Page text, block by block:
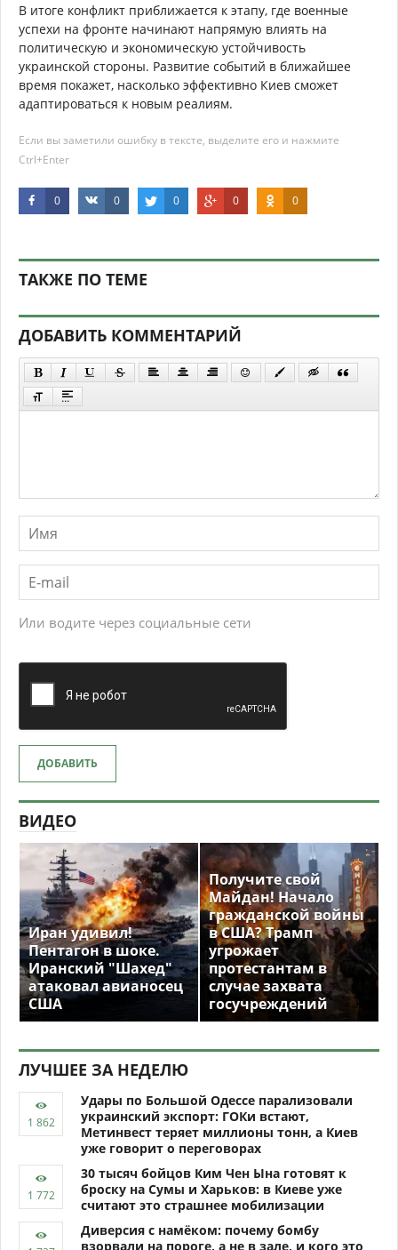
В итоге конфликт приближается к этапу, где военные
успехи на фронте начинают напрямую влиять на
политическую и экономическую устойчивость
украинской стороны. Развитие событий в ближайшее
время покажет, насколько эффективно Киев сможет
адаптироваться к новым реалиям.
Если вы заметили ошибку в тексте, выделите его и нажмите
Ctrl+Enter
0 0 0 0 0
ТАКЖЕ ПО ТЕМЕ
ДОБАВИТЬ КОММЕНТАРИЙ
Или водите через социальные сети
ДОБАВИТЬ
ВИДЕО
Иран удивил!
Пентагон в шоке.
Иранский "Шахед"
атаковал авианосец
США
Получите свой
Майдан! Начало
гражданской войны
в США? Трамп
угрожает
протестантам в
случае захвата
госучреждений
ЛУЧШЕЕ ЗА НЕДЕЛЮ
Удары по Большой Одессе парализовали
украинский экспорт: ГОКи встают,
Метинвест теряет миллионы тонн, а Киев
уже говорит о переговорах
30 тысяч бойцов Ким Чен Ына готовят к
броску на Сумы и Харьков: в Киеве уже
считают это страшнее мобилизации
Диверсия с намёком: почему бомбу
взорвали на пороге, а не в зале, и кого это